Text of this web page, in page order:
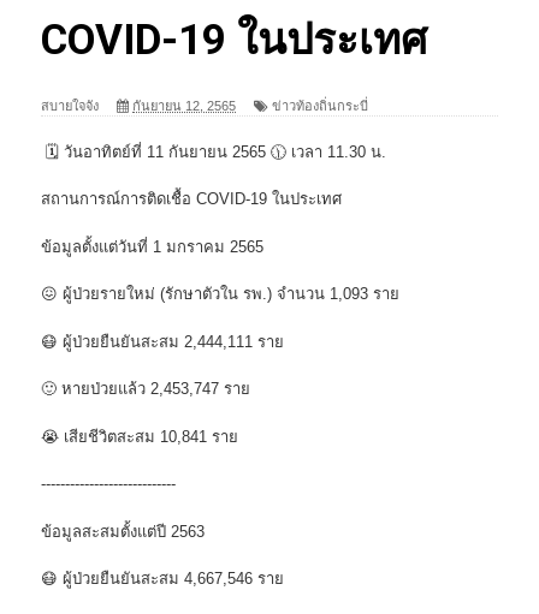
COVID-19 ในประเทศ
สบายใจจัง กันยายน 12, 2565 ข่าวท้องถิ่นกระบี่
🗓 วันอาทิตย์ที่ 11 กันยายน 2565 🕦 เวลา 11.30 น.
สถานการณ์การติดเชื้อ COVID-19 ในประเทศ
ข้อมูลตั้งแต่วันที่ 1 มกราคม 2565
😖 ผู้ป่วยรายใหม่ (รักษาตัวใน รพ.) จำนวน 1,093 ราย
😷 ผู้ป่วยยืนยันสะสม 2,444,111 ราย
🙂 หายป่วยแล้ว 2,453,747 ราย
😭 เสียชีวิตสะสม 10,841 ราย
----------------------------
ข้อมูลสะสมตั้งแต่ปี 2563
😷 ผู้ป่วยยืนยันสะสม 4,667,546 ราย